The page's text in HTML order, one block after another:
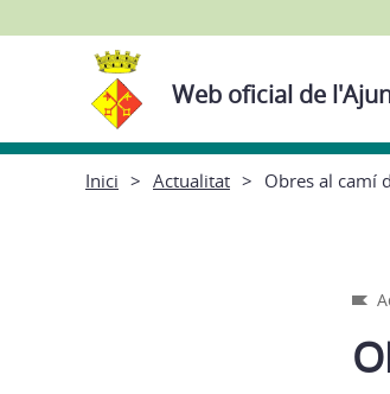
Web oficial de
Inici Actualitat Obres al camí